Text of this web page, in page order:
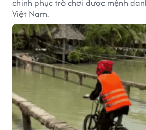
chinh phục trò chơi được mệnh
Việt Nam.